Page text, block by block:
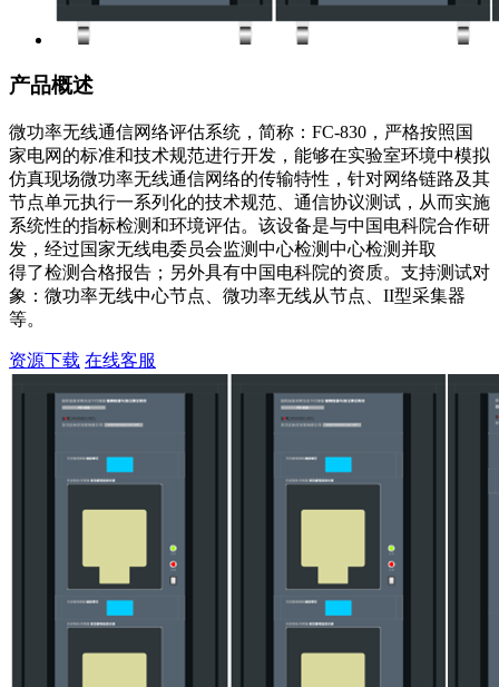
产品概述
微功率无线通信网络评估系统，简称：FC-830，严格按照国
家电网的标准和技术规范进行开发，能够在实验室环境中模拟
仿真现场微功率无线通信网络的传输特性，针对网络链路及其
节点单元执行一系列化的技术规范、通信协议测试，从而实施
系统性的指标检测和环境评估。该设备是与中国电科院合作研
发，经过国家无线电委员会监测中心检测中心检测并取
得了检测合格报告；另外具有中国电科院的资质。支持测试对
象：微功率无线中心节点、微功率无线从节点、II型采集器
等。
资源下载 在线客服